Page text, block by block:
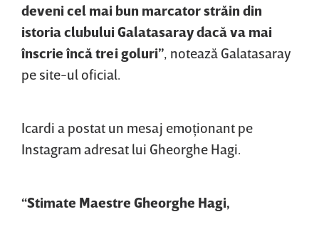
deveni cel mai bun marcator străin din
istoria clubului Galatasaray dacă va mai
înscrie încă trei goluri” , notează Galatasaray
pe site-ul oficial.
Icardi a postat un mesaj emoţionant pe
Instagram adresat lui Gheorghe Hagi.
“Stimate Maestre Gheorghe Hagi,